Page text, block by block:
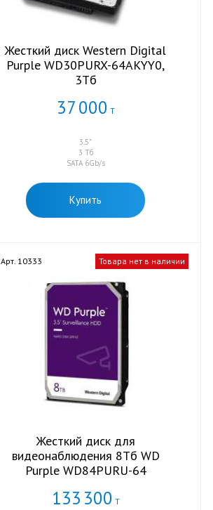
Жесткий диск Western Digital
Purple WD30PURX-64AKYY0,
3Тб
37000 Т
3.5"
3 Тб
SATA 6Gb/s
Купить
Арт. 10333 Товара нет в наличии
Жесткий диск для
видеонаблюдения 8Тб WD
Purple WD84PURU-64
133 300 Т